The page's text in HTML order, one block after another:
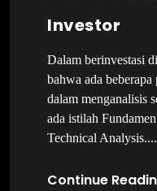
Investor
Dalam berinvestasi
bahwa ada
dalam menganalisis
ada istilah
Technical Analysis....
Continue